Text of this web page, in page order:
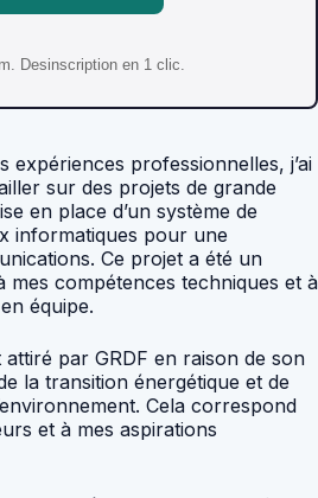
Desinscription en 1 clic.
expériences professionnelles, j’ai
sur des projets de grande
en place d’un système de
informatiques pour une
Ce projet a été un
mes compétences techniques et à
équipe.
par GRDF en raison de son
la transition énergétique et de
Cela correspond
et à mes aspirations